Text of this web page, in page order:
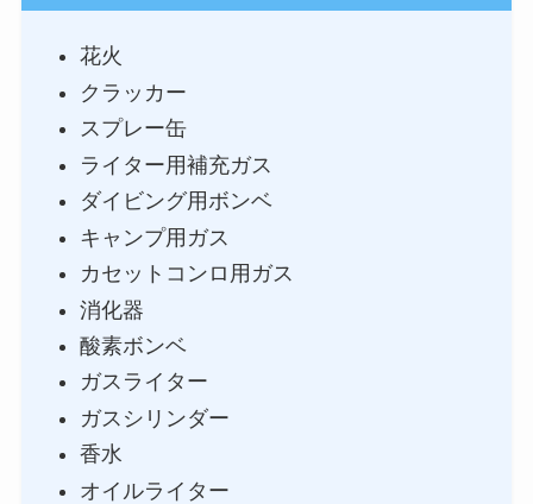
花火
クラッカー
スプレー缶
ライター用補充ガス
ダイビング用ボンベ
キャンプ用ガス
カセットコンロ用ガス
消化器
酸素ボンベ
ガスライター
ガスシリンダー
香水
オイルライター